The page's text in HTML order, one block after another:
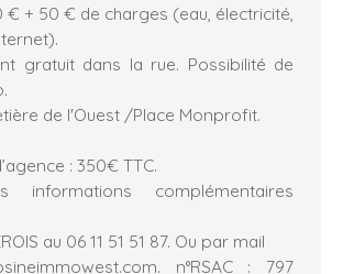
€ + 50 € de charges (eau, électricité,
gratuit dans la rue. Possibilité de
de l'Ouest /Place Monprofit.
: 350€ TTC.
informations complémentaires
au 06 11 51 51 87. Ou par mail
n°RSAC : 797